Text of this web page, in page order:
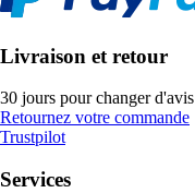
Livraison et retour
30 jours pour changer d'avis
Retournez votre commande
Trustpilot
Services